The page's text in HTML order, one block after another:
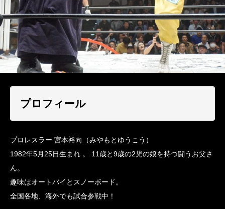
プロフィール
プロレスラー 宮本裕向（みやもとゆうこう）
1982年5月25日生まれ 。 11歳と9歳の2児の娘を持つ闘うお父さ
ん。
趣味はオートバイとスノーボード。
全国各地、海外でも試合参戦中！